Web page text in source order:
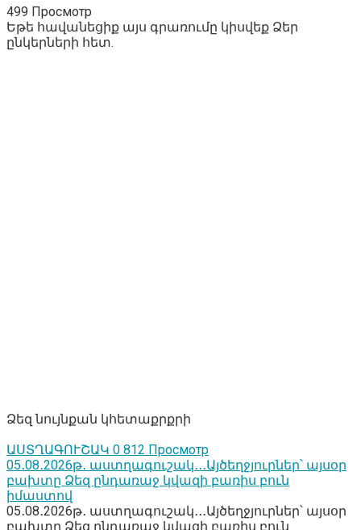
499 Просмотр
Եթե հավանեցիք այս գրառումը կիսվեք Ձեր
ընկերների հետ.
Ձեզ նույնքան կհետաքրքրի
ԱՍՏՂԱԳՈՒՇԱԿ 0 812 Просмотр
05․08․2026թ․ աստղագուշակ․․․Այծեղջյուրներ՝ այսօր
բախտը Ձեզ ընդառաջ կվազի բառիս բուն
իմաստով
05․08․2026թ․ աստղագուշակ․․․Այծեղջյուրներ՝ այսօր
բախտը Ձեզ ընդառաջ կվազի բառիս բուն